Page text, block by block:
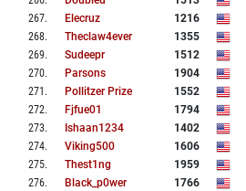
267. Elecruz
1216
268. Theclaw4ever
1355
269. Sudeepr
1512
270. Parsons
1904
271 . Pollitzer Prize
1552
272. Fjfue01
1794
273. Ishaan1234
1402
274. Viking500
1606
275. Thest1ng
1959
276. Black_p0wer
1766